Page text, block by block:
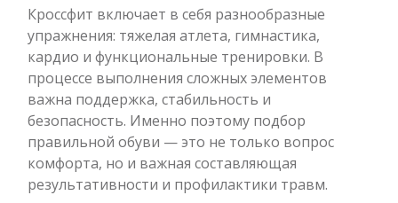
Кроссфит включает в себя разнообразные
упражнения: тяжелая атлета, гимнастика,
кардио и функциональные тренировки. В
процессе выполнения сложных элементов
важна поддержка, стабильность и
безопасность. Именно поэтому подбор
правильной обуви — это не только вопрос
комфорта, но и важная составляющая
результативности и профилактики травм.